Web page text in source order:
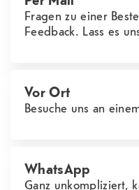
Fragen zu einer
Feedback. Lass es
Vor Ort
Besuche uns an
WhatsApp
Ganz unkompliziert,